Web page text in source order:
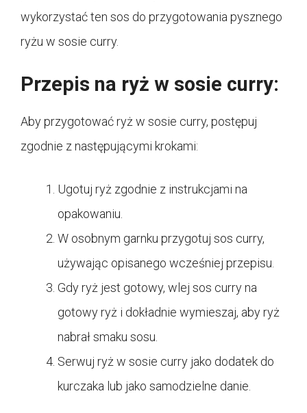
wykorzystać ten sos do przygotowania pysznego
ryżu w sosie curry.
Przepis na ryż w sosie curry:
Aby przygotować ryż w sosie curry, postępuj
zgodnie z następującymi krokami:
Ugotuj ryż zgodnie z instrukcjami na
opakowaniu.
W osobnym garnku przygotuj sos curry,
używając opisanego wcześniej przepisu.
Gdy ryż jest gotowy, wlej sos curry na
gotowy ryż i dokładnie wymieszaj, aby ryż
nabrał smaku sosu.
Serwuj ryż w sosie curry jako dodatek do
kurczaka lub jako samodzielne danie.